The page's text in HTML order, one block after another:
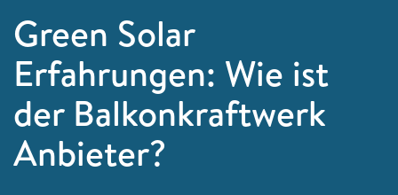
Green Solar
Erfahrungen: Wie ist
der Balkonkraftwerk
Anbieter?